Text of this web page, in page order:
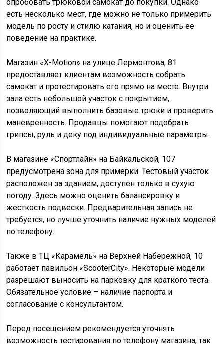
есть несколько мест, где можно не только примерить
модель по росту и стилю катания, но и оценить ее
поведение на практике.
Магазин «X-Motion» на улице Лермонтова, 81
предоставляет клиентам возможность собрать
самокат и протестировать его прямо на месте. Внутри
зала есть небольшой участок с покрытием,
позволяющий выполнить базовые трюки и проверить
маневренность. Продавцы помогают подобрать
грипсы, руль и деку под индивидуальные параметры.
В магазине «Спортлайн» на Байкальской, 107
предусмотрена зона для примерки. Тестовый участок
расположен за зданием, доступен только в сухую
погоду. Здесь можно оценить балансировку и
жесткость подвески. Предварительная запись не
требуется, но лучше уточнить наличие нужных моделей
по телефону.
Также в ТЦ «Карамель» на Верхней Набережной, 10
работает павильон «ScooterCity». Некоторые модели
разрешают выносить на парковку для краткого теста.
Обязательное условие – наличие паспорта и
согласование с консультантом.
Перед посещением рекомендуется уточнять
возможность тестирования по телефону магазина, так